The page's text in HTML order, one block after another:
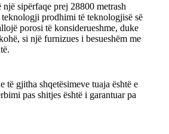
sipërfaqe prej 28800 metrash
prodhimi të teknologjisë së
porosi të konsiderueshme, duke
si një furnizues i besueshëm me
të gjitha shqetësimeve tuaja është e
pas shitjes është i garantuar pa